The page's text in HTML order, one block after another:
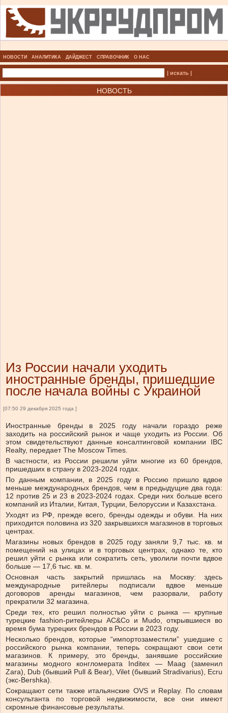
НОВОСТИ АНАЛИТИКА ДАЙДЖЕСТ СПРАВОЧНИК О НАС
| искать |
НОВОСТЬ
Из России начали уходить
иностранные бренды, пришедшие
после начала войны с Украиной
[07:50 29 декабря 2025 года ]
Иностранные бренды в 2025 году начали гораздо реже
заходить на российский рынок и чаще уходить из России. Об
этом свидетельствуют данные консалтинговой компании IBC
Realty, передает The Moscow Times.
В частности, из России решили уйти многие из 60 брендов,
пришедших в страну в 2023-2024 годах.
По данным компании, в 2025 году в Россию пришло вдвое
меньше международных брендов, чем в предыдущие два года:
12 против 25 и 23 в 2023-2024 годах. Среди них больше всего
компаний из Италии, Китая, Турции, Белоруссии и Казахстана.
Уходят из РФ, прежде всего, бренды одежды и обуви. На них
приходится половина из 320 закрывшихся магазинов в торговых
центрах.
Магазины новых брендов в 2025 году заняли 9,7 тыс. кв. м
помещений на улицах и в торговых центрах, однако те, кто
решил уйти с рынка или сократить сеть, уволили почти вдвое
больше — 17,6 тыс. кв. м.
Основная часть закрытий пришлась на Москву: здесь
международные ритейлеры подписали вдвое меньше
договоров аренды магазинов, чем разорвали, работу
прекратили 32 магазина.
Среди тех, кто решил полностью уйти с рынка — крупные
турецкие fashion-ритейлеры AC&Co и Mudo, открывшиеся во
время бума турецких брендов в России в 2023 году.
Несколько брендов, которые “импортозаместили” ушедшие с
российского рынка компании, теперь сокращают свои сети
магазинов. К примеру, это бренды, занявшие российские
магазины модного конгломерата Inditex — Maag (заменил
Zara), Dub (бывший Pull & Bear), Vilet (бывший Stradivarius), Ecru
(экс-Bershka).
Сокращают сети также итальянские OVS и Replay. По словам
консультанта по торговой недвижимости, все они имеют
скромные финансовые результаты.